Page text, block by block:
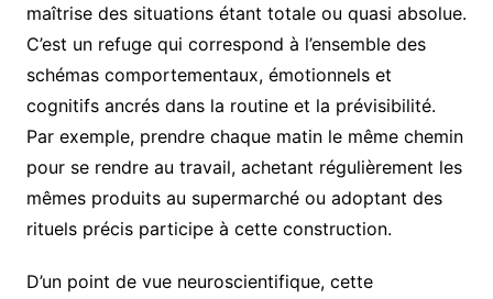
maîtrise des situations étant totale ou quasi absolue.
C’est un refuge qui correspond à l’ensemble des
schémas comportementaux, émotionnels et
cognitifs ancrés dans la routine et la prévisibilité.
Par exemple, prendre chaque matin le même chemin
pour se rendre au travail, achetant régulièrement les
mêmes produits au supermarché ou adoptant des
rituels précis participe à cette construction.
D’un point de vue neuroscientifique, cette